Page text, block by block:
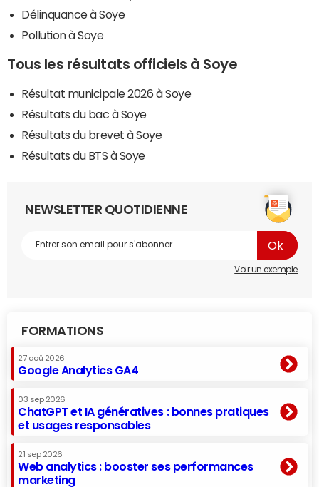
Délinquance à Soye
Pollution à Soye
Tous les résultats officiels à Soye
Résultat municipale 2026 à Soye
Résultats du bac à Soye
Résultats du brevet à Soye
Résultats du BTS à Soye
NEWSLETTER QUOTIDIENNE
Voir un exemple
FORMATIONS
27 aoû 2026
Google Analytics GA4
03 sep 2026
ChatGPT et IA génératives : bonnes pratiques
et usages responsables
21 sep 2026
Web analytics : booster ses performances
marketing